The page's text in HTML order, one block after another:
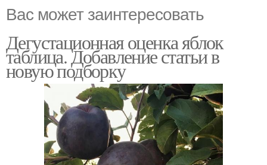
Вас может заинтересовать
Дегустационная оценка яблок
таблица. Добавление статьи в
новую подборку